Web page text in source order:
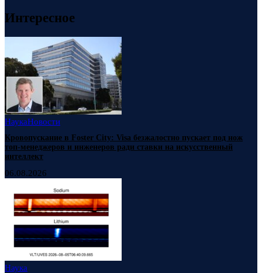
Интересное
НаукаНовости
Кровопускание в Foster City: Visa безжалостно пускает под нож
топ-менеджеров и инженеров ради ставки на искусственный
интеллект
06.08.2026
Наука